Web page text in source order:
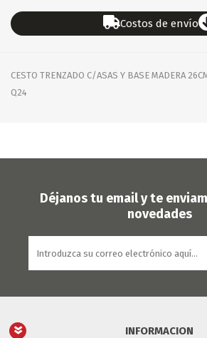
Costos de envío
CESTO TRENZADO C/ASAS Y BASE MADERA
Q24
Déjanos tu email y te
novedades
INFORMACION